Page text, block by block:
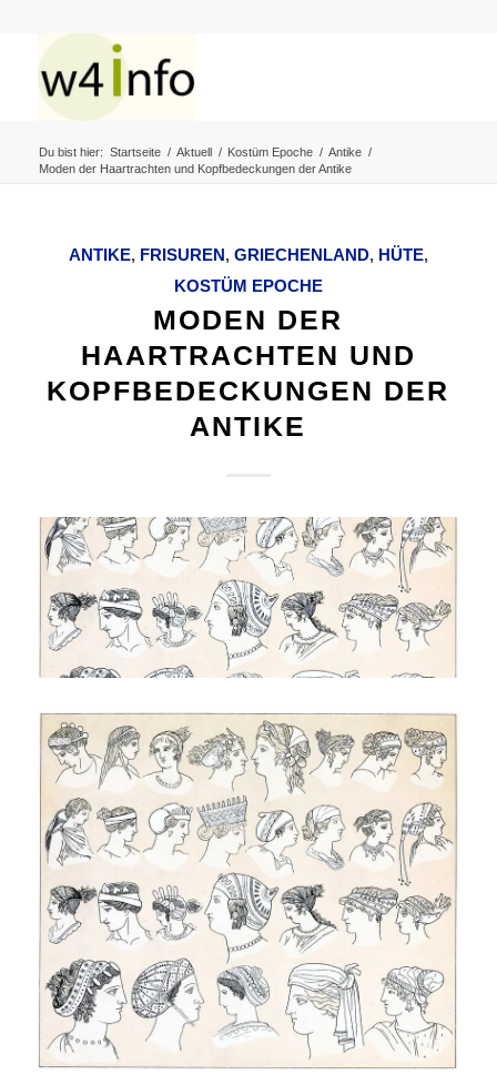
Du bist hier: Startseite / Aktuell / Kostüm Epoche / Antike /
Moden der Haartrachten und Kopfbedeckungen der Antike
ANTIKE, FRISUREN, GRIECHENLAND, HÜTE,
KOSTÜM EPOCHE
MODEN DER
HAARTRACHTEN UND
KOPFBEDECKUNGEN DER
ANTIKE